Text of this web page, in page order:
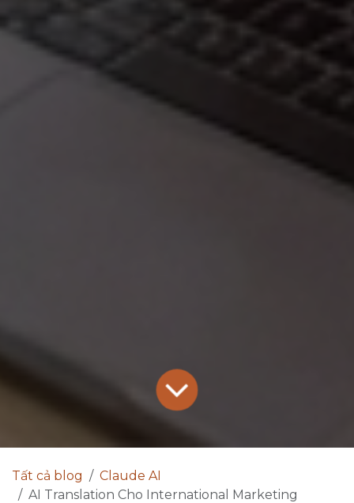
Tất cả blog
Claude AI
AI Translation Cho International Marketing